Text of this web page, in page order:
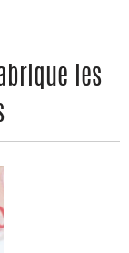
sur Google
page par
les